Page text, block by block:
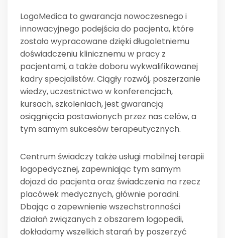
LogoMedica to gwarancja nowoczesnego i
innowacyjnego podejścia do pacjenta, które
zostało wypracowane dzięki długoletniemu
doświadczeniu klinicznemu w pracy z
pacjentami, a także doboru wykwalifikowanej
kadry specjalistów. Ciągły rozwój, poszerzanie
wiedzy, uczestnictwo w konferencjach,
kursach, szkoleniach, jest gwarancją
osiągnięcia postawionych przez nas celów, a
tym samym sukcesów terapeutycznych.
Centrum świadczy także usługi mobilnej terapii
logopedycznej, zapewniając tym samym
dojazd do pacjenta oraz świadczenia na rzecz
placówek medycznych, głównie poradni.
Dbając o zapewnienie wszechstronności
działań związanych z obszarem logopedii,
dokładamy wszelkich starań by poszerzyć